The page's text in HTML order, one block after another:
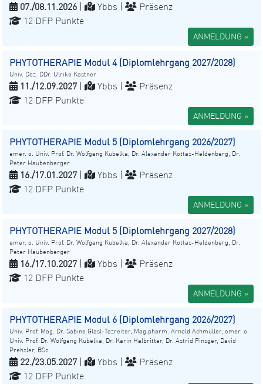
07./08.11.2026 Ybbs |
Präsenz
12 DFP Punkte
ANMELDUNG »
PHYTOTHERAPIE Modul 4 (Diplomlehrgang 2027/2028)
Univ. Doz. DDr. Ulrike Kastner
11./12.09.2027 Ybbs |
Präsenz
12 DFP Punkte
ANMELDUNG »
PHYTOTHERAPIE Modul 5 (Diplomlehrgang 2026/2027)
emer. o. Univ. Prof. Dr. Wolfgang Kubelka, Dr. Alexander Kottas-Heldenberg, Dr.
Peter Haubenberger
16./17.01.2027 Ybbs |
Präsenz
12 DFP Punkte
ANMELDUNG »
PHYTOTHERAPIE Modul 5 (Diplomlehrgang 2027/2028)
emer. o. Univ. Prof. Dr. Wolfgang Kubelka, Dr. Alexander Kottas-Heldenberg, Dr.
Peter Haubenberger
16./17.10.2027 Ybbs |
Präsenz
12 DFP Punkte
ANMELDUNG »
PHYTOTHERAPIE Modul 6 (Diplomlehrgang 2026/2027)
Univ. Prof. Mag. Dr. Sabine Glasl-Tazreiter, Mag.pharm. Arnold Achmüller, emer. o.
Univ. Prof. Dr. Wolfgang Kubelka, Dr. Karin Halbritter, Dr. Astrid Pinsger, David
Prehsler, BSc
22./23.05.2027 Ybbs |
Präsenz
12 DFP Punkte